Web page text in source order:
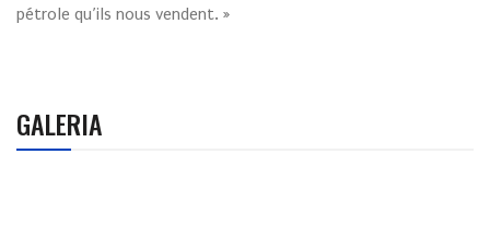
pétrole qu’ils nous vendent. »
GALERIA